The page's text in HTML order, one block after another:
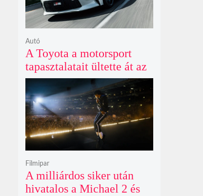
A Toyota a motorsport
tapasztalatait ültette át az
új GR86 vezethetőségébe
és biztonságába
Autó
A milliárdos siker után
hivatalos a Michael 2 és
Filmipar